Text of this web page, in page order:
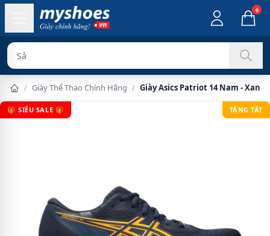
0
Sản phẩm chín
/ Giày Thể Thao Chính Hãng / Giày Asics Patriot 14 Nam - Xanh
🎁 SIÊU SALE 🎁 TẶNG TẤT